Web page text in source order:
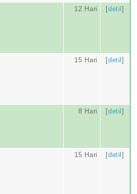
12 Hari [detil]
15 Hari [detil]
8 Hari [detil]
15 Hari [detil]